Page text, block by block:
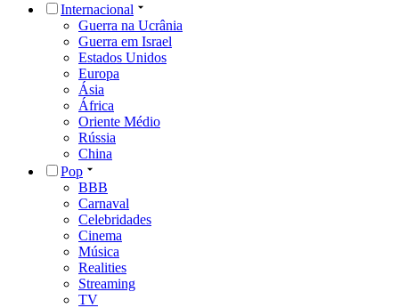
Internacional
Guerra na Ucrânia
Guerra em Israel
Estados Unidos
Europa
Ásia
África
Oriente Médio
Rússia
China
Pop
BBB
Carnaval
Celebridades
Cinema
Música
Realities
Streaming
TV